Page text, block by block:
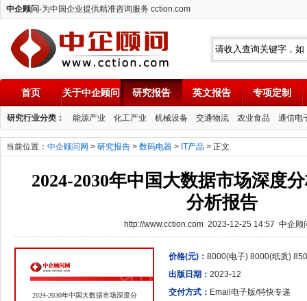
中企顾问-为中国企业提供精准咨询服务 cction.com
中企顾问
首页 关于中企顾问 研究报告 英文报告 专项定制
研究行业分类： 能源产业 化工产业 机械设备 交通物流 农业食品 通信电
当前位置： 中企顾问网 > 研究报告 > 数码电器 > IT产品 > 正文
2024-2030年中国大数据市场深度
分析报告
http://www.cction.com 2023-12-25 14:57 中企顾
2024-2030年中国大数据市场深度分
价格(元)： 8000(电子) 8000(纸质)
出版日期： 2023-12
交付方式： Email电子版/特快专递